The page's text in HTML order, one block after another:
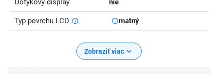
Dotykový display nie
Typ povrchu LCD matný
Zobraziť viac